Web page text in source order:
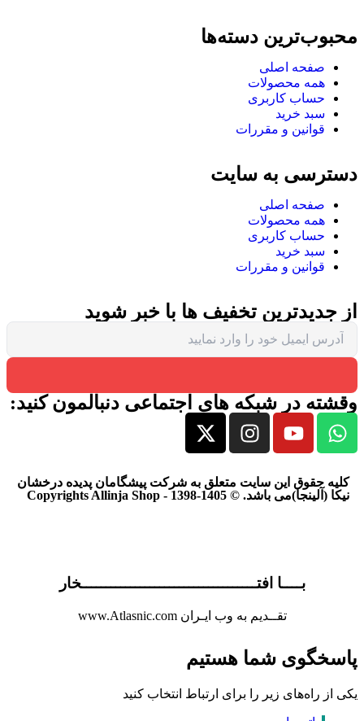
محبوب‌ترین دسته‌ها
صفحه اصلی
همه محصولات
حساب کاربری
سبد خرید
قوانین و مقررات
دسترسی به سایت
صفحه اصلی
همه محصولات
حساب کاربری
سبد خرید
قوانین و مقررات
از جدیدترین تخفیف ها با خبر شوید
وقشته در شبکه های اجتماعی دنبالمون کنید:
کلیه حقوق این سایت متعلق به شرکت پیشگامان پدیده درخشان
نیکا (آلینجا)می باشد. © Copyrights Allinja Shop - 1398-1405
بــــا افتــــــــــــــــــــــــــــــــــــخار
تقــدیم به وب ایـران www.Atlasnic.com
پاسخگوی شما هستیم
یکی از راه‌های زیر را برای ارتباط انتخاب کنید